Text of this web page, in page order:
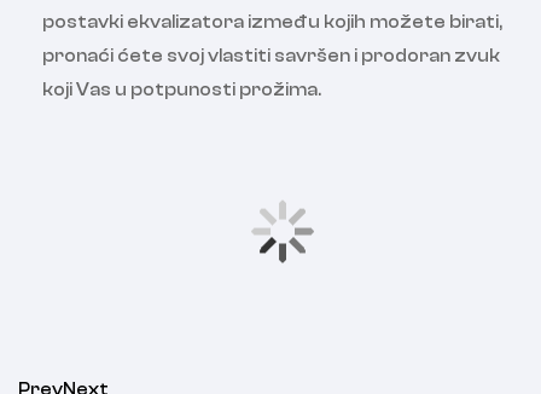
postavki ekvalizatora između kojih možete birati,
pronaći ćete svoj vlastiti savršen i prodoran zvuk
koji Vas u potpunosti prožima.
PrevNext